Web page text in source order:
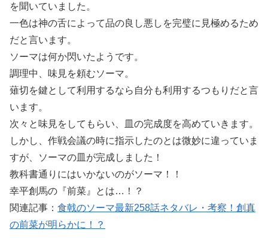
を聞いていました。
一色は神の舌によって品の良し悪しを完璧に見極めるため
だと言います。
ソーマは何か閃いたようです。
調理中、味見を頼むソーマ。
薙切を鍵として利用するなら自分も利用するつもりだと言
います。
次々と味見をしてもらい、皿の完成度を高めていきます。
しかし、作戦会議の時に指示したのとは微妙に違っていま
すが、ソーマの皿が完成しました！
教科書通りにはいかないのがソーマ！！
幸平創馬の『前菜』とは…！？
関連記事： 食戟のソーマ最新258話ネタバレ・考察！創真
の前菜が明らかに！？